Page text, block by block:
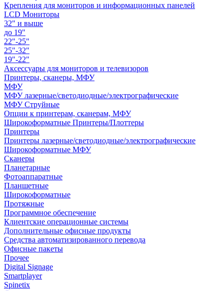
Крепления для мониторов и информационных панелей
LCD Мониторы
32" и выше
до 19"
22"-25"
25"-32"
19"-22"
Аксессуары для мониторов и телевизоров
Принтеры, сканеры, МФУ
МФУ
МФУ лазерные/светодиодные/электрографические
МФУ Струйные
Опции к принтерам, сканерам, МФУ
Широкоформатные Принтеры/Плоттеры
Принтеры
Принтеры лазерные/светодиодные/электрографические
Широкоформатные МФУ
Сканеры
Планетарные
Фотоаппаратные
Планшетные
Широкоформатные
Протяжные
Программное обеспечение
Клиентские операционные системы
Дополнительные офисные продукты
Средства автоматизированного перевода
Офисные пакеты
Прочее
Digital Signage
Smartplayer
Spinetix